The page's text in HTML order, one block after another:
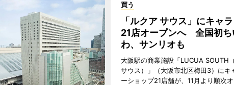
買う
「ルクア サウス」にキャ
21店オープンへ 全国初ち
わ、サンリオも
大阪駅の商業施設「LUCUA SOUTH
サウス）」（大阪市北区梅田3）にキ
ーショップ21店舗が、11月より順次